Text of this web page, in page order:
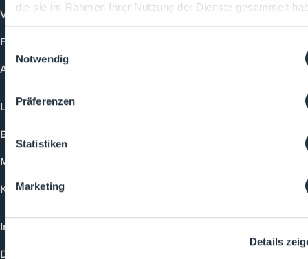
die sie im Rahmen Ihrer Nutzung der Dienste gesammelt
Einwilligungsauswahl
Notwendig
Präferenzen
Statistiken
Marketing
Details
Vorträge
Future-Faces
Academy
Login
Buchungsmöglichkeiten
Medienformate
Kontakt
Impressum
Datenschutzerklärung